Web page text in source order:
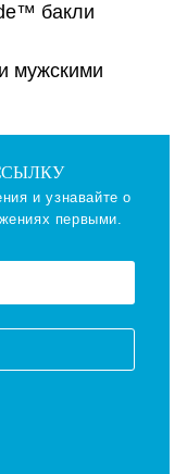
бакли
мужскими
и узнавайте о
первыми.